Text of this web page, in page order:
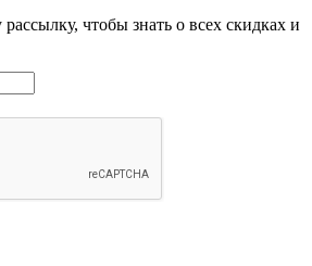
чтобы знать о всех скидках и